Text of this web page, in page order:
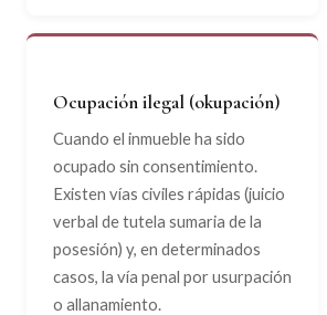
Ocupación ilegal (okupación)
Cuando el inmueble ha sido
ocupado sin consentimiento.
Existen vías civiles rápidas (juicio
verbal de tutela sumaria de la
posesión) y, en determinados
casos, la vía penal por usurpación
o allanamiento.